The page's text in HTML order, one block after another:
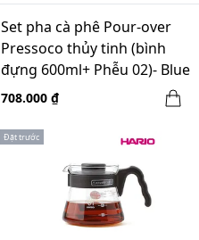
Set pha cà phê Pour-over
Pressoco thủy tinh (bình
đựng 600ml+ Phễu 02)- Blue
708.000 ₫
Đặt trước